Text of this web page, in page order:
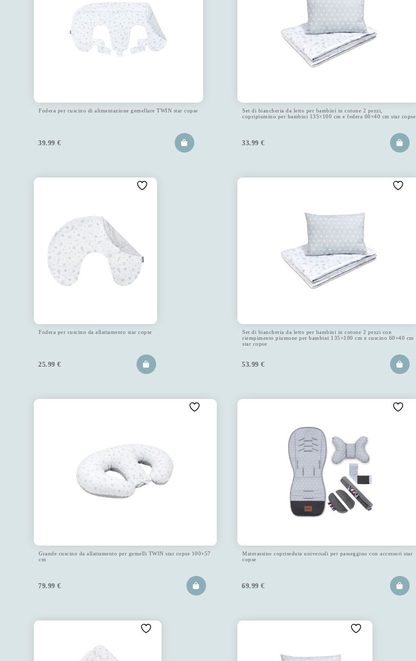
Fodera per cuscino di alimentazione gemellare TWIN star copse
39.99 €
Set di biancheria da letto per bambini in cotone 2 pezzi,
copripiumino per bambini 135×100 cm e federa 60×40 cm star copse
33.99 €
Fodera per cuscino da allattamento star copse
25.99 €
Set di biancheria da letto per bambini in cotone 2 pezzi con
riempimento piumone per bambini 135×100 cm e cuscino 60×40 cm
star copse
53.99 €
Grande cuscino da allattamento per gemelli TWIN star copse 100×57
cm
79.99 €
Materassino copriseduta universali per passeggino con accessori star
copse
69.99 €